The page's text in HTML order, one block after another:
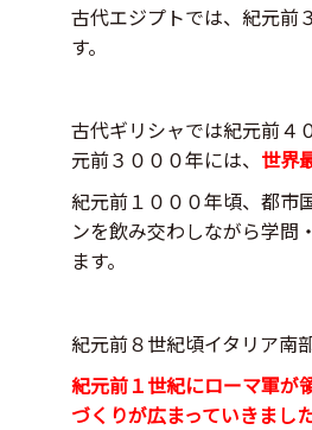
古代エジプトでは、紀元前
す。
古代ギリシャでは紀元前４
元前３０００年には、 世界
紀元前１０００年頃、都市
ンを飲み交わしながら学問
ます。
紀元前８世紀頃イタリア南
紀元前１世紀にローマ軍が
づくりが広まっていきました